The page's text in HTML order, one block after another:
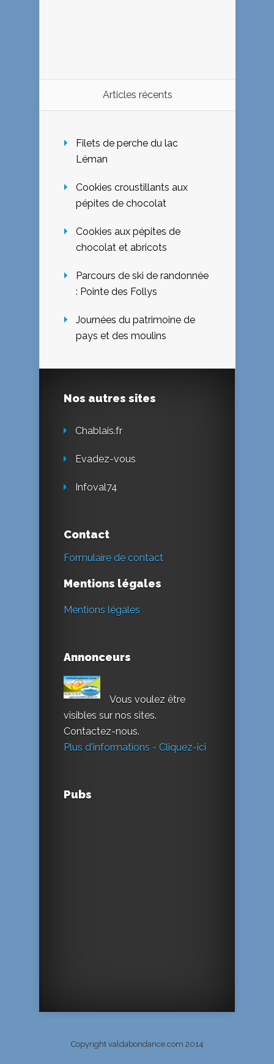
Articles récents
Filets de perche du lac
Léman
Cookies croustillants aux
pépites de chocolat
Cookies aux pépites de
chocolat et abricots
Parcours de ski de randonnée
: Pointe des Follys
Journées du patrimoine de
pays et des moulins
Nos autres sites
Chablais.fr
Evadez-vous
Infoval74
Contact
Formulaire de contact
Mentions légales
Mentions légales
Annonceurs
Vous voulez être
visibles sur nos sites.
Contactez-nous.
Plus d'informations - Cliquez-ici
Pubs
Copyright valdabondance.com 2014